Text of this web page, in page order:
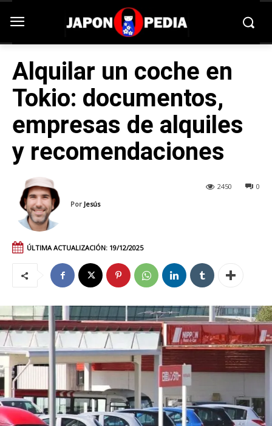
Alquilar un coche en
Tokio: documentos,
empresas de alquiles
y recomendaciones
0
2450
Por Jesús
ÚLTIMA ACTUALIZACIÓN: 19/12/2025